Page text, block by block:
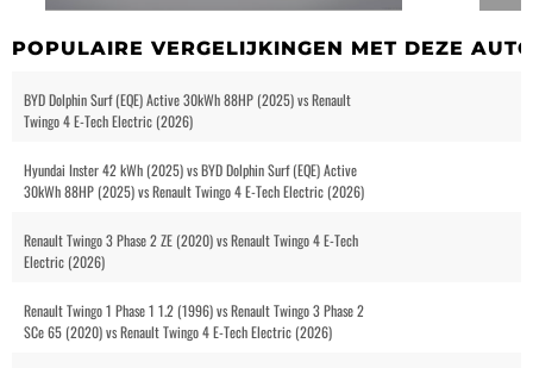
POPULAIRE VERGELIJKINGEN MET DEZE
BYD Dolphin Surf (EQE) Active 30kWh 88HP (2025) vs Renault
Twingo 4 E-Tech Electric (2026)
Hyundai Inster 42 kWh (2025) vs BYD Dolphin Surf (EQE) Active
30kWh 88HP (2025) vs Renault Twingo 4 E-Tech Electric (2026)
Renault Twingo 3 Phase 2 ZE (2020) vs Renault Twingo 4 E-Tech
Electric (2026)
Renault Twingo 1 Phase 1 1.2 (1996) vs Renault Twingo 3 Phase 2
SCe 65 (2020) vs Renault Twingo 4 E-Tech Electric (2026)